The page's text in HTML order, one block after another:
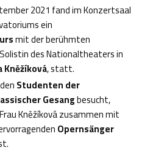
2021 fand im Konzertsaal
ein
mit der berühmten
des Nationaltheaters in
Kněžíková, statt.
Studenten der
Gesangbesucht,
Kněžíková zusammen mit
Opernsänger